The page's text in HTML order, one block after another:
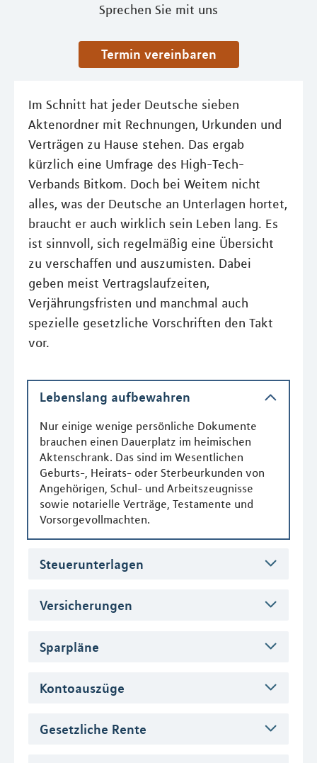
Sprechen Sie mit uns
Termin vereinbaren
Im Schnitt hat jeder Deutsche sieben
Aktenordner mit Rechnungen, Urkunden und
Verträgen zu Hause stehen. Das ergab
kürzlich eine Umfrage des High-Tech-
Verbands Bitkom. Doch bei Weitem nicht
alles, was der Deutsche an Unterlagen hortet,
braucht er auch wirklich sein Leben lang. Es
ist sinnvoll, sich regelmäßig eine Übersicht
zu verschaffen und auszumisten. Dabei
geben meist Vertragslaufzeiten,
Verjährungsfristen und manchmal auch
spezielle gesetzliche Vorschriften den Takt
vor.
Lebenslang aufbewahren
Nur einige wenige persönliche Dokumente
brauchen einen Dauerplatz im heimischen
Aktenschrank. Das sind im Wesentlichen
Geburts-, Heirats- oder Sterbeurkunden von
Angehörigen, Schul- und Arbeitszeugnisse
sowie notarielle Verträge, Testamente und
Vorsorgevollmachten.
Steuerunterlagen
Versicherungen
Sparpläne
Kontoauszüge
Gesetzliche Rente